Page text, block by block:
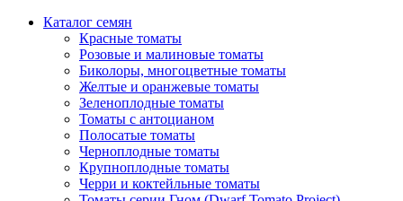
Каталог семян
Красные томаты
Розовые и малиновые томаты
Биколоры, многоцветные томаты
Желтые и оранжевые томаты
Зеленоплодные томаты
Томаты с антоцианом
Полосатые томаты
Черноплодные томаты
Крупноплодные томаты
Черри и коктейльные томаты